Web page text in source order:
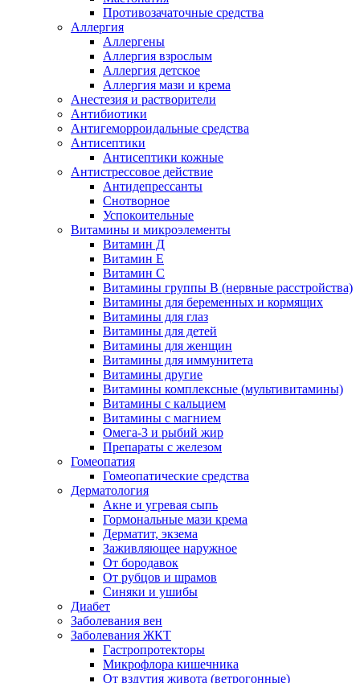
Противозачаточные средства
Аллергия
Аллергены
Аллергия взрослым
Аллергия детское
Аллергия мази и крема
Анестезия и растворители
Антибиотики
Антигеморроидальные средства
Антисептики
Антисептики кожные
Антистрессовое действие
Антидепрессанты
Снотворное
Успокоительные
Витамины и микроэлементы
Витамин Д
Витамин Е
Витамин С
Витамины группы В (нервные расстройства)
Витамины для беременных и кормящих
Витамины для глаз
Витамины для детей
Витамины для женщин
Витамины для иммунитета
Витамины другие
Витамины комплексные (мультивитамины)
Витамины с кальцием
Витамины с магнием
Омега-3 и рыбий жир
Препараты с железом
Гомеопатия
Гомеопатические средства
Дерматология
Акне и угревая сыпь
Гормональные мази крема
Дерматит, экзема
Заживляющее наружное
От бородавок
От рубцов и шрамов
Синяки и ушибы
Диабет
Заболевания вен
Заболевания ЖКТ
Гастропротекторы
Микрофлора кишечника
От вздутия живота (ветрогонные)